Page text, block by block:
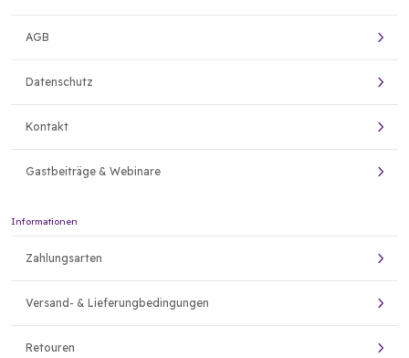
AGB
Datenschutz
Kontakt
Gastbeiträge & Webinare
Informationen
Zahlungsarten
Versand- & Lieferungbedingungen
Retouren